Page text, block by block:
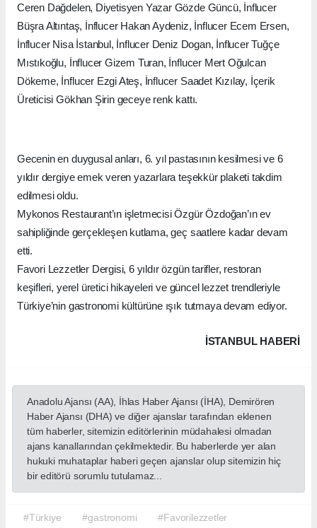
Başlıca katılımcılar arasında Brandistanbulpr sahibi Hatice
İnflucer Büşra Pirgaip, İnflucer Gülşah Nas, İnflucer Bilge
Ceren Dağdelen, Diyetisyen Yazar Gözde Güncü, İnflucer
Büşra Altıntaş, İnflucer Hakan Aydeniz, İnflucer Ecem Ersen,
İnflucer Nisa İstanbul, İnflucer Deniz Dogan, İnflucer Tuğçe
Mıstıkoğlu, İnflucer Gizem Turan, İnflucer Mert Oğulcan
Dökeme, İnflucer Ezgi Ateş, İnflucer Saadet Kızılay, İçerik
Üreticisi Gökhan Şirin geceye renk kattı.
yıldır dergiye emek veren yazarlara teşekkür plaketi takdim